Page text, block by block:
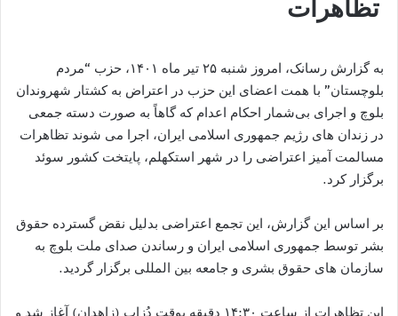
تظاهرات
به گزارش رسانک، امروز شنبه ٢۵ تیر ماه ۱۴۰۱، حزب “مردم
بلوچستان” با همت اعضای این حزب در اعتراض به کشتار شهروندان
بلوچ و اجرای بی‌شمار احکام اعدام که گاهاً به صورت دسته جمعی
در زندان های رژیم جمهوری اسلامی ایران، اجرا می شوند تظاهرات
مسالمت آمیز اعتراضی را در شهر استکهلم، پايتخت کشور سوئد
برگزار کرد.
بر اساس این گزارش، این تجمع اعتراضی بدلیل نقض گسترده حقوق
بشر توسط جمهوری اسلامی ايران و رساندن صدای ملت بلوچ به
سازمان های حقوق بشری و جامعه بین المللی برگزار گردید.
این تظاهرات از ساعت ١۴:٣٠ دقیقه بوقت دُزاپ (زاهدان) آغاز شد و